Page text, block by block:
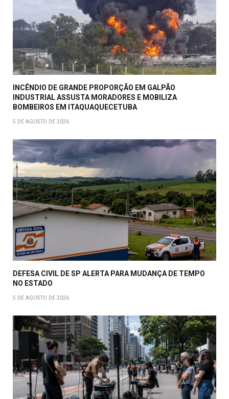
INCÊNDIO DE GRANDE PROPORÇÃO EM GALPÃO
INDUSTRIAL ASSUSTA MORADORES E MOBILIZA
BOMBEIROS EM ITAQUAQUECETUBA
5 DE AGOSTO DE 2026
DEFESA CIVIL DE SP ALERTA PARA MUDANÇA DE TEMPO
NO ESTADO
5 DE AGOSTO DE 2026